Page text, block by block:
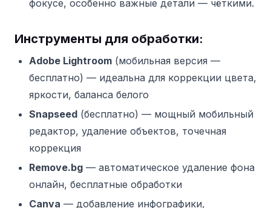
фокусе, особенно важные детали — чёткими.
Инструменты для обработки:
Adobe Lightroom (мобильная версия —
бесплатно) — идеальна для коррекции цвета,
яркости, баланса белого
Snapseed (бесплатно) — мощный мобильный
редактор, удаление объектов, точечная
коррекция
Remove.bg — автоматическое удаление фона
онлайн, бесплатные обработки
Canva — добавление инфографики,